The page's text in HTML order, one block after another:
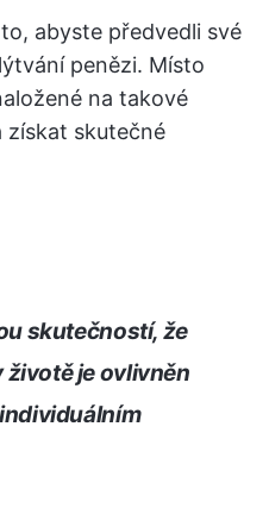
abyste předvedli své
penězi. Místo
na takové
získat skutečné
skutečností, že
je ovlivněn